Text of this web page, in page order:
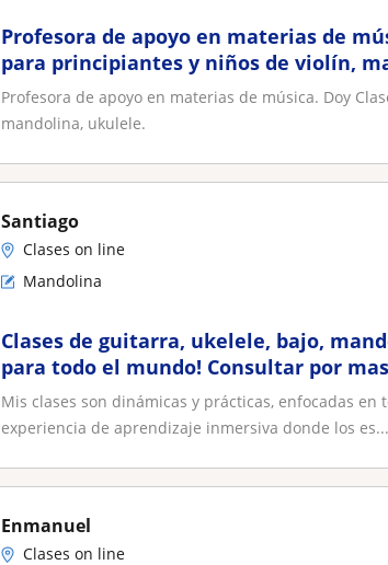
Profesora de apoyo en materias de
para principiantes y niños de violín,
ukulele
Profesora de apoyo en materias de música. Doy
mandolina, ukulele.
Santiago
Clases on line
Mandolina
Clases de guitarra, ukelele, bajo,
para todo el mundo! Consultar por
Mis clases son dinámicas y prácticas, enfocadas
experiencia de aprendizaje inmersiva donde los es...
Enmanuel
Clases on line